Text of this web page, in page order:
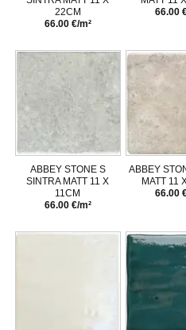
22CM
66.00 €/m²
66.00
ABBEY STONE S
SINTRA MATT 11 X
11CM
66.00 €/m²
ABBEY
MATT 11
66.00